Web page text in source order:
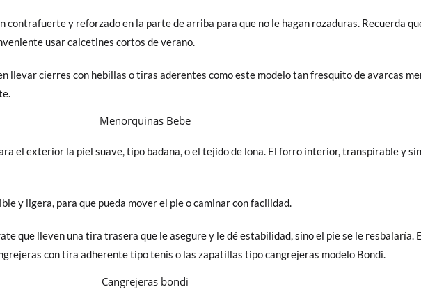
contrafuerte y reforzado en la parte de arriba para que no le hagan rozaduras. Recuerda
usar calcetines cortos de verano.
llevar cierres con hebillas o tiras aderentes como este modelo tan fresquito de avarcas
el exterior la piel suave, tipo badana, o el tejido de lona. El forro interior, transpirable y
y ligera, para que pueda mover el pie o caminar con facilidad.
que lleven una tira trasera que le asegure y le dé estabilidad, sino el pie se le resbalaría.
con tira adherente tipo tenis o las zapatillas tipo cangrejeras modelo Bondi.